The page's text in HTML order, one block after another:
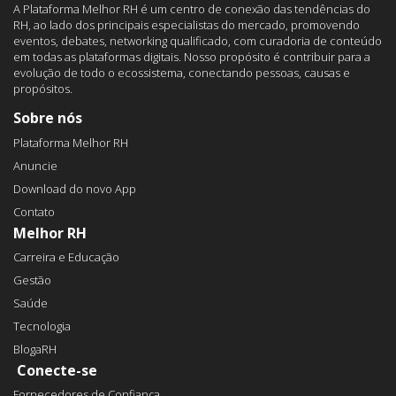
A Plataforma Melhor RH é um centro de conexão das tendências do
RH, ao lado dos principais especialistas do mercado, promovendo
eventos, debates, networking qualificado, com curadoria de conteúdo
em todas as plataformas digitais. Nosso propósito é contribuir para a
evolução de todo o ecossistema, conectando pessoas, causas e
propósitos.
Sobre nós
Plataforma Melhor RH
Anuncie
Download do novo App
Contato
Melhor RH
Carreira e Educação
Gestão
Saúde
Tecnologia
BlogaRH
Conecte-se